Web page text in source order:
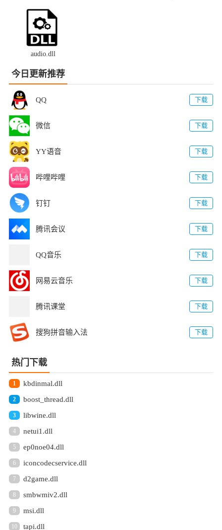
audio.dll
今日更新推荐
QQ 下载
微信 下载
YY语音 下载
哔哩哔哩 下载
钉钉 下载
腾讯会议 下载
QQ音乐 下载
网易云音乐 下载
腾讯课堂 下载
搜狗拼音输入法 下载
热门下载
1 kbdinmal.dll
2 boost_thread.dll
3 libwine.dll
4 netui1.dll
5 ep0noe04.dll
6 iconcodecservice.dll
7 d2game.dll
8 smbwmiv2.dll
9 msi.dll
10 tapi.dll